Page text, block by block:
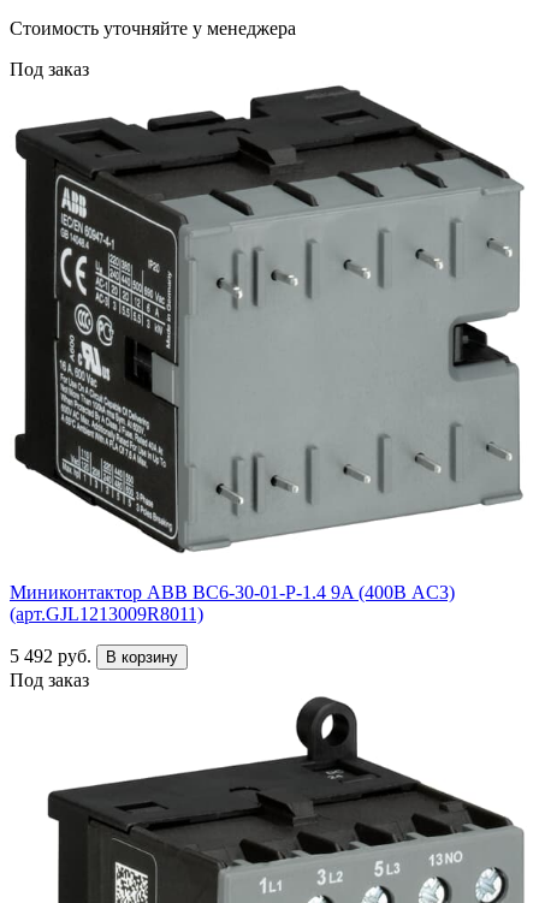
Cтоимость уточняйте у менеджера
Под заказ
Миниконтактор ABB ВC6-30-01-P-1.4 9A (400В AC3)
(арт.GJL1213009R8011)
5 492 руб. В корзину
Под заказ